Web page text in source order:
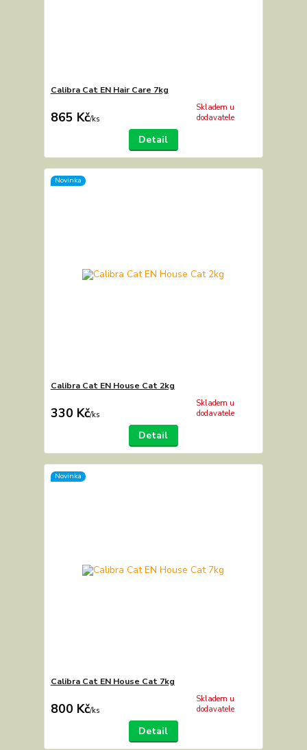
Calibra Cat EN Hair Care 7kg
865 Kč/ks
Skladem u
dodavatele
Detail
Novinka
Calibra Cat EN House Cat 2kg
330 Kč/ks
Skladem u
dodavatele
Detail
Novinka
Calibra Cat EN House Cat 7kg
800 Kč/ks
Skladem u
dodavatele
Detail